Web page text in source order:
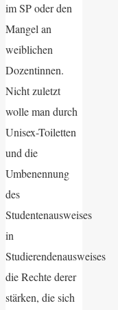
im SP oder den
Mangel an
weiblichen
Dozentinnen.
Nicht zuletzt
wolle man durch
Unisex-Toiletten
und die
Umbenennung
des
Studentenausweises
in
Studierendenausweises
die Rechte derer
stärken, die sich